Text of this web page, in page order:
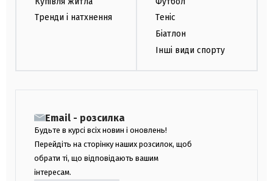
Тренди і натхнення
Теніс
Біатлон
Інші види спорту
Email - розсилка
Будьте в курсі всіх новин і оновлень!
Перейдіть на сторінку наших розсилок, щоб
обрати ті, що відповідають вашим
інтересам.